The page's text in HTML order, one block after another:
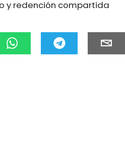
y redención compartida